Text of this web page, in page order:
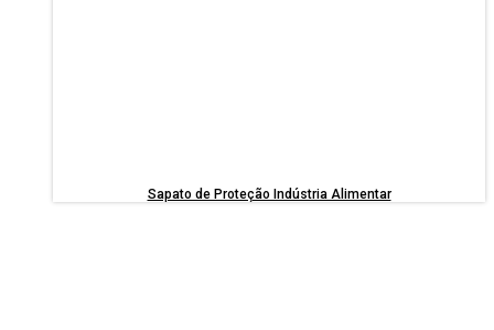
Sapato de Proteção Indústria Alimentar